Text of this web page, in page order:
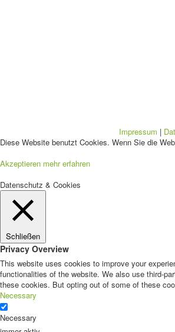
Impressum |
Diese Website benutzt Cookies. Wenn Sie die
Akzeptieren mehr erfahren
Datenschutz & Cookies
Schließen
Privacy Overview
This website uses cookies to improve your
functionalities of the website. We also use third-
these cookies. But opting out of some of these
Necessary
Necessary